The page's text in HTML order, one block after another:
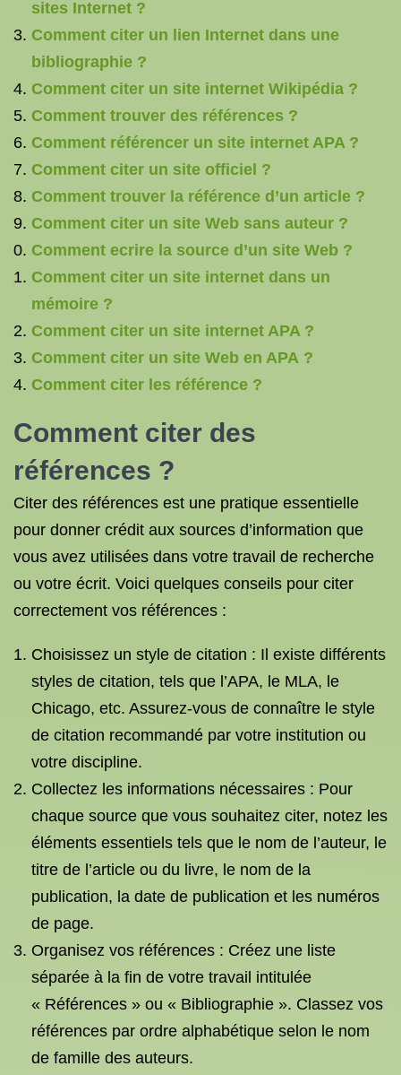
sites Internet ?
Comment citer un lien Internet dans une
bibliographie ?
Comment citer un site internet Wikipédia ?
Comment trouver des références ?
Comment référencer un site internet APA ?
Comment citer un site officiel ?
Comment trouver la référence d’un article ?
Comment citer un site Web sans auteur ?
Comment ecrire la source d’un site Web ?
Comment citer un site internet dans un
mémoire ?
Comment citer un site internet APA ?
Comment citer un site Web en APA ?
Comment citer les référence ?
Comment citer des
références ?
Citer des références est une pratique essentielle
pour donner crédit aux sources d’information que
vous avez utilisées dans votre travail de recherche
ou votre écrit. Voici quelques conseils pour citer
correctement vos références :
Choisissez un style de citation : Il existe différents
styles de citation, tels que l’APA, le MLA, le
Chicago, etc. Assurez-vous de connaître le style
de citation recommandé par votre institution ou
votre discipline.
Collectez les informations nécessaires : Pour
chaque source que vous souhaitez citer, notez les
éléments essentiels tels que le nom de l’auteur, le
titre de l’article ou du livre, le nom de la
publication, la date de publication et les numéros
de page.
Organisez vos références : Créez une liste
séparée à la fin de votre travail intitulée
« Références » ou « Bibliographie ». Classez vos
références par ordre alphabétique selon le nom
de famille des auteurs.